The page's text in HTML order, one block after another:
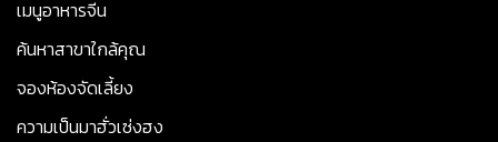
เมนูอาหารจีน
ค้นหาสาขาใกล้คุณ
จองห้องจัดเลี้ยง
ความเป็นมาฮั่วเซ่งฮง